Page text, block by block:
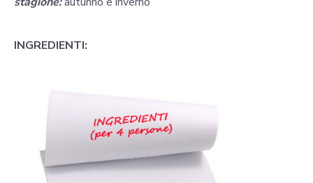
INGREDIENTI: